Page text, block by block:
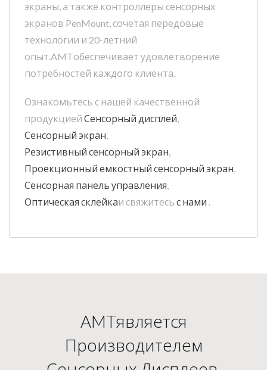
экраны, а также контроллеры сенсорных
экранов PenMount, сочетая передовые
технологии и 20-летний
опыт.AMTобеспечивает удовлетворение
потребностей каждого клиента.
Ознакомьтесь с нашей качественной
продукцией Сенсорный дисплей,
Сенсорный экран,
Резистивный сенсорный экран,
Проекционный емкостный сенсорный экран,
Сенсорная панель управления,
Оптическая склейкаи свяжитесь с нами .
AMTявляется
Производителем